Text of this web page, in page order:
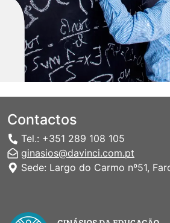
Contactos
Tel.: +351 289 108 105
ginasios@davinci.com.pt
Sede: Largo do Carmo nº51,